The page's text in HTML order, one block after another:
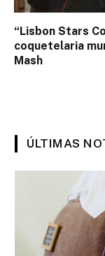
“Lisbon Stars
coquetelaria
Mash
ÚLTIMAS